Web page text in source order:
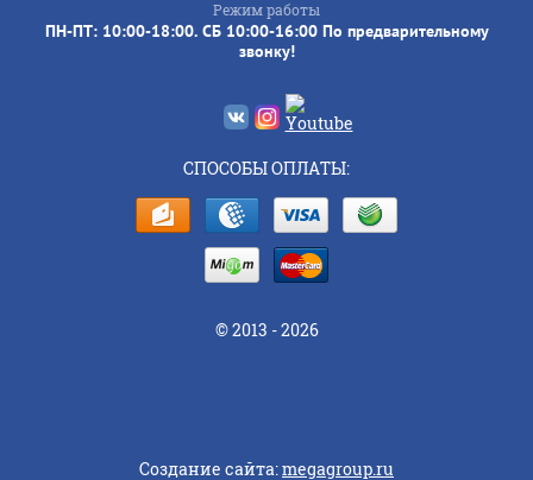
Режим работы
ПН-ПТ: 10:00-18:00. СБ 10:00-16:00 По предварительному
звонку!
СПОСОБЫ ОПЛАТЫ:
© 2013 - 2026
Создание сайта:megagroup.ru